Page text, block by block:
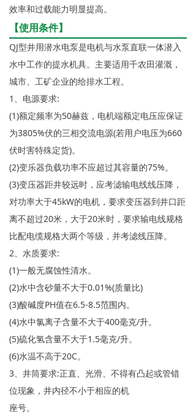
效率和过载能力明显提高。
【使用条件】
QJ型井用潜水电泵是电机与水泵直联一体潜入
水中工作的提水机具。主要适用千农田灌溉，
城市、工矿企业的给排水工程。
1、电源要求:
(1)额定频率为50赫兹，电机端额定电压应保证
为3805%伏的三相交流电源(若用户电压为660
伏时害特殊定货)。
(2)变乐器负载功率不应超过其容量的75%。
(3)变压器距井较远时，应考滤输电线线压降，
对功率大于45kW的电机，要求变压器到井口距
离不超过20米，大于20米时，要求输电线规格
比配电缆规格大两个等级，并考滤线压降。
2、水质要求:
(1)一般无腐蚀性清水。
(2)水中含砂量不大于0.01%(质量比)
(3)酸碱度PH值在6.5-8.5范围内。
(4)水中氯离子含量不大于400毫克/升。
(5)硫化氢含量不大于1.5毫克/升。
(6)水温不高于20C。
3、井筒要求:正直、光滑、不得有凸起或管错
位现象，井内径不小于相应的机
座号。